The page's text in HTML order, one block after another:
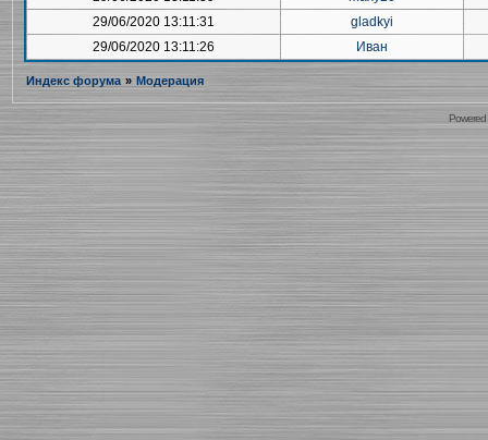
29/06/2020 13:11:31
gladkyi
29/06/2020 13:11:26
Иван
Индекс форума » Модерация